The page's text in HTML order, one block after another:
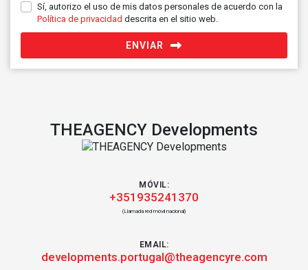
Sí, autorizo el uso de mis datos personales de acuerdo con la
Política de privacidad descrita en el sitio web.
ENVIAR
THEAGENCY Developments
MÓVIL:
+351935241370
(Llamada red móvil nacional)
EMAIL:
developments.portugal@theagencyre.com